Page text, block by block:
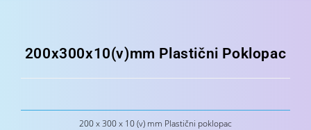
200x300x10(v)mm Plastični Poklopac
200 x 300 x 10 (v) mm Plastični poklopac